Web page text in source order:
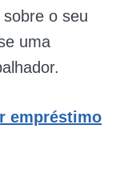
o seu
uma
empréstimo